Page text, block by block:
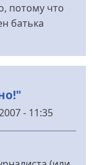
потому что
батька
- 11:35